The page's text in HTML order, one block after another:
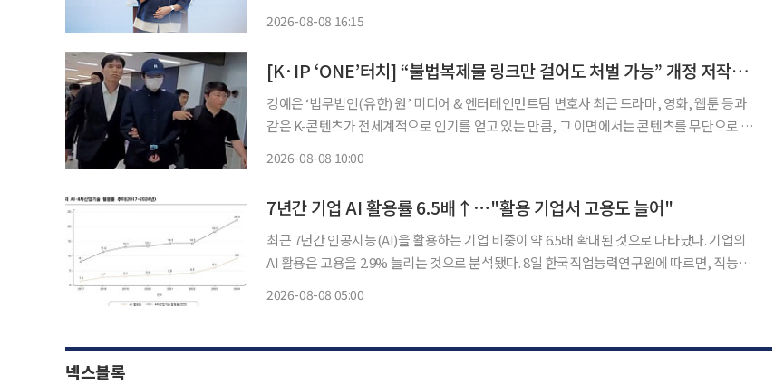
2026-08-08 16:15
[K·IP ‘ONE’터치] “불법복제물 링크만 걸어도 처벌 가능” 개정 저작권법 어떻게 바뀌었나
강예은 ‘법무법인(유한) 원’ 미디어 & 엔터테인먼트팀 변호사 최근 드라마, 영화, 웹툰 등과
같은 K-콘텐츠가 전세계적으로 인기를 얻고 있는 만큼, 그 이면에서는 콘텐츠를 무단으로 복
2026-08-08 10:00
7년간 기업 AI 활용률 6.5배↑⋯"활용 기업서 고용도 늘어"
최근 7년간 인공지능(AI)을 활용하는 기업 비중이 약 6.5배 확대된 것으로 나타났다. 기업의
AI 활용은 고용을 2.9% 늘리는 것으로 분석됐다. 8일 한국직업능력연구원에 따르면, 직능연
2026-08-08 05:00
넥스블록